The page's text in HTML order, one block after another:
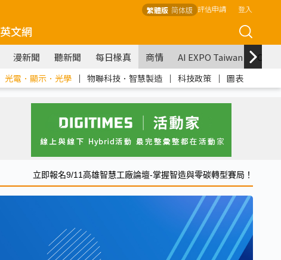
繁體版 简体版 評估申請 登入
英文網
漫新聞 聽新聞 每日椽真 商情 AI EXPO Taiwan
光電．顯示．光學 ｜ 物聯科技．智慧製造 ｜ 科技政策 ｜ 圖表
立即報名9/11高雄智慧工廠論壇-掌握智造與零碳轉型賽局！